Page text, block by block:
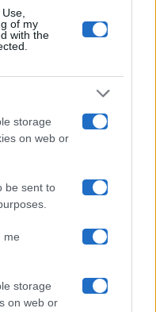
of my
with the
storage
on web or
be sent to
me
storage
on web or